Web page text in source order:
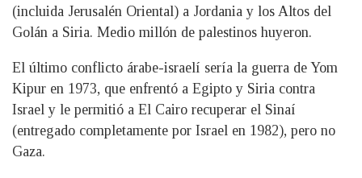
(incluida Jerusalén Oriental) a Jordania y los Altos del
Golán a Siria. Medio millón de palestinos huyeron.
El último conflicto árabe-israelí sería la guerra de Yom
Kipur en 1973, que enfrentó a Egipto y Siria contra
Israel y le permitió a El Cairo recuperar el Sinaí
(entregado completamente por Israel en 1982), pero no
Gaza.